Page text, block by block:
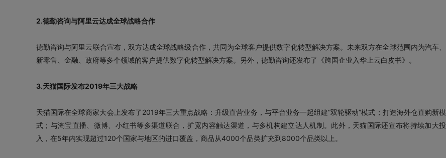
2.德勤咨询与阿里云达成全球战略合作
德勤咨询与阿里云联合宣布，双方达成全球战略级合作，共同为全球客户提供数字化转型解决方案。未来双方在全球范围内为汽车、
新零售、金融、政府等多个领域的客户提供数字化转型解决方案。另外，德勤咨询还发布了《跨国企业入华上云白皮书》。
3.天猫国际发布2019年三大战略
天猫国际在全球商家大会上发布了2019年三大重点战略：升级直营业务，与平台业务一起组建“双轮驱动”模式；打造海外仓直购新模
式；与淘宝直播、微博、小红书等多渠道联合，扩宽内容触达渠道，与多机构建立达人机制。此外，天猫国际还宣布将持续加大投
入，在5年内实现超过120个国家与地区的进口覆盖，商品从4000个品类扩充到8000个品类以上。